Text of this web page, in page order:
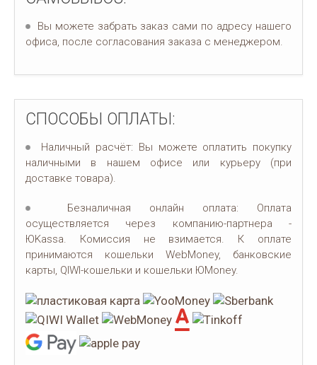
Вы можете забрать заказ сами по адресу нашего
офиса, после согласования заказа с менеджером.
СПОСОБЫ ОПЛАТЫ:
Наличный расчёт: Вы можете оплатить покупку
наличными в нашем офисе или курьеру (при
доставке товара).
Безналичная онлайн оплата: Оплата
осуществляется через компанию-партнера -
ЮKassa. Комиссия не взимается. К оплате
принимаются кошельки WebMoney, банковские
карты, QIWI-кошельки и кошельки ЮMoney.